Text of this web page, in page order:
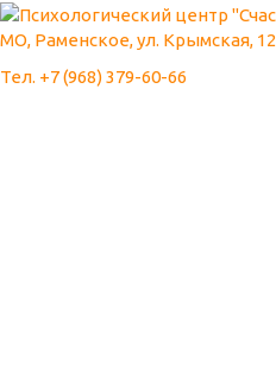
МО, Раменское, ул. Крымская, 12
Тел. +7 (968) 379-60-66